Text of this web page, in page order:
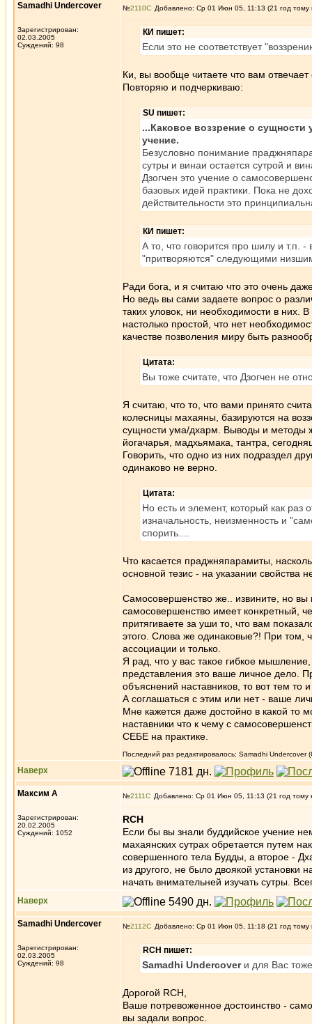
Samadhi Undercover
Зарегистрирован:
02.03.2005
Суждений: 98
№2110 Добавлено: Ср 01 Июн 05, 11:13 (21 год тому
КИ пишет:
Если это не соответствует
Ки, вы вообще читаете что вам
Повторяю и подчеркиваю:
SU пишет:
...Каковое воззрение о сущности
учение.
Безусловно понимание
сутры и винаи остается сутрой и
Дзогчен это учение о
базовых идей практики. Пока не
действительности это
КИ пишет:
А то, что говорится про шилу и т.п.
"притворяются" следующими
Ради бога, и я считаю что это очень
Но ведь вы сами задаете вопрос о
таких уловок, ни необходимости в них.
настолько простой, что нет
качестве позволения миру быть
Цитата:
Вы тоже считате, что Дзогчен не
Я считаю, что то, что вами принято
колесницы махаяны, базируются на
сущности ума/дхарм. Выводы и методы
йогачарья, мадхьямака, тантра,
Говорить, что одно из них подраздел
одинаково не верно.
Цитата:
Но есть и элемент, который как
изначальность, неизменность и
спорить....
Что касается праджняпарамиты,
основной тезис - на указании свойства
Самосовершенство же.. извините, но вы
самосовершенство имеет конкретный,
притягиваете за уши то, что вам
этого. Слова же одинаковые?! При том,
ассоциации и только.
Я рад, что у вас такое гибкое
представления это ваше личное дело.
объяснений наставников, то вот тем то
А соглашаться с этим или нет - ваше
Мне кажется даже достойно в какой то
наставники что к чему с
СЕБЕ на практике.
Последний раз редактировалось: Samadhi
Наверх
Максим А
Зарегистрирован:
20.02.2005
Суждений: 1052
№2111 Добавлено: Ср 01 Июн 05, 11:13 (21 год тому
RCH
Если бы вы знали буддийское учение
махаянских сутрах обретается путем
совершенного тела Будды, а второе -
из другого, не было двоякой установки
начать внимательней изучать сутры.
Наверх
Samadhi Undercover
Зарегистрирован:
02.03.2005
Суждений: 98
№2112 Добавлено: Ср 01 Июн 05, 11:18 (21 год тому
RCH пишет:
Samadhi Undercoverи для Вас
Дорогой RCH,
Ваше потревоженное достоинство -
вы задали вопрос.